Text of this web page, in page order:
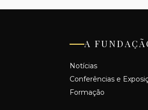
A
Notícias
Conferências e
Formação